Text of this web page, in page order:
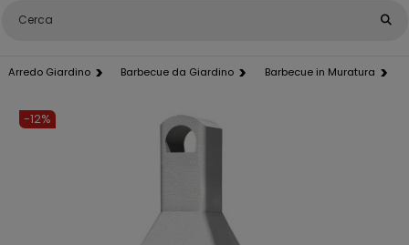
Arredo Giardino Barbecue da Giardino Barbecue in Muratura
-12%